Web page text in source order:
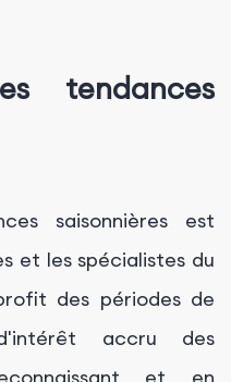
tendances
saisonnières est
et les spécialistes du
des périodes de
accru des
et en